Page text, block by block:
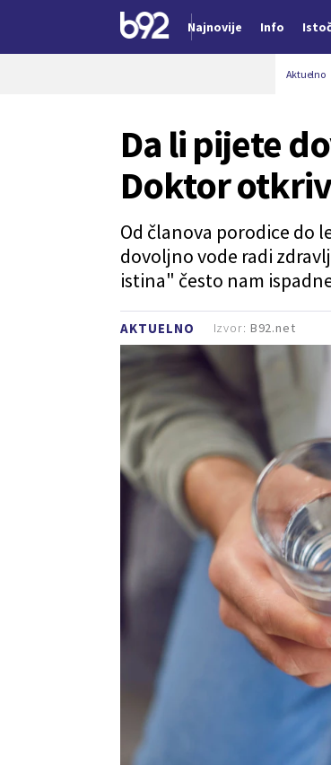
Najnovije Info
Aktuelno
AKTUELNO
Da li pijete
Doktor
Od članova porodice do
dovoljno vode radi
istina" često nam
Izvor: B92.net